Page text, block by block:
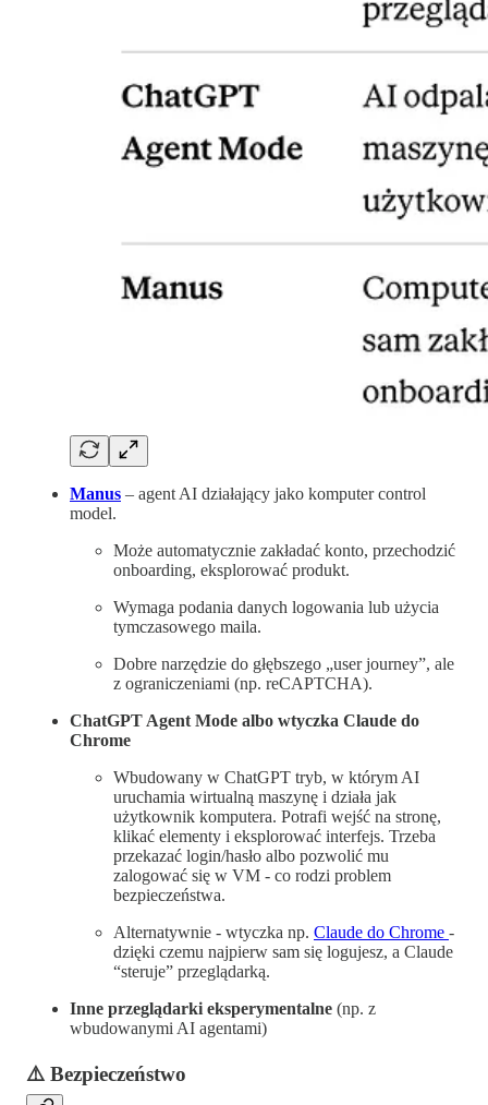
Manus – agent AI działający jako komputer control
model.
Może automatycznie zakładać konto, przechodzić
onboarding, eksplorować produkt.
Wymaga podania danych logowania lub użycia
tymczasowego maila.
Dobre narzędzie do głębszego „user journey”, ale
z ograniczeniami (np. reCAPTCHA).
ChatGPT Agent Mode albo wtyczka Claude do
Chrome
Wbudowany w ChatGPT tryb, w którym AI
uruchamia wirtualną maszynę i działa jak
użytkownik komputera. Potrafi wejść na stronę,
klikać elementy i eksplorować interfejs. Trzeba
przekazać login/hasło albo pozwolić mu
zalogować się w VM - co rodzi problem
bezpieczeństwa.
Alternatywnie - wtyczka np. Claude do Chrome -
dzięki czemu najpierw sam się logujesz, a Claude
“steruje” przeglądarką.
Inne przeglądarki eksperymentalne (np. z
wbudowanymi AI agentami)
⚠️ Bezpieczeństwo